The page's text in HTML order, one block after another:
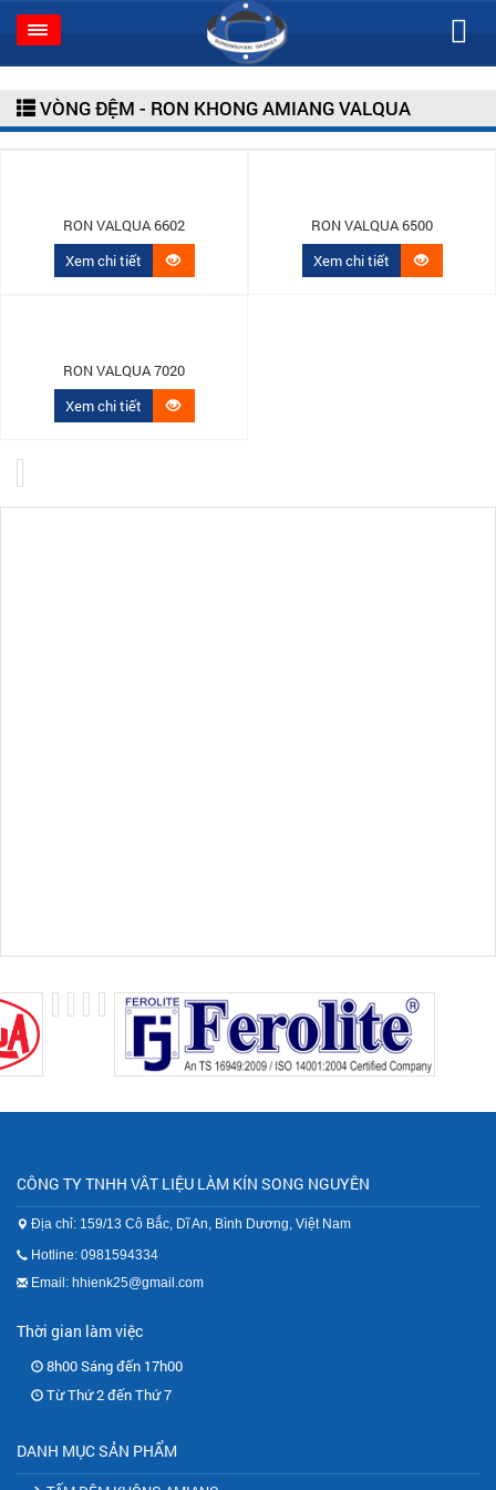
VÒNG ĐỆM - RON KHONG AMIANG VALQUA
RON VALQUA 6602
Xem chi tiết
RON VALQUA 6500
Xem chi tiết
RON VALQUA 7020
Xem chi tiết
CÔNG TY TNHH VÂT LIỆU LÀM KÍN SONG NGUYÊN
Địa chỉ: 159/13 Cô Bắc, Dĩ An, Bình Dương, Việt Nam
Hotline: 0981594334
Email: hhienk25@gmail.com
Thời gian làm việc
8h00 Sáng đến 17h00
Từ Thứ 2 đến Thứ 7
DANH MỤC SẢN PHẨM